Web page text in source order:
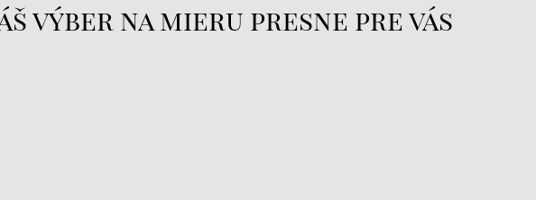
výber na mieru presne pre vás